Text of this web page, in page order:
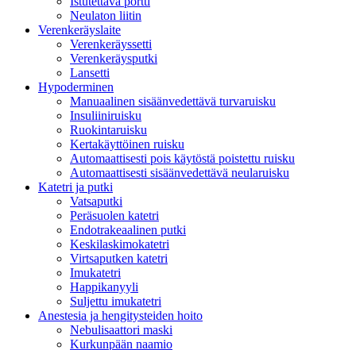
Neulaton liitin
Verenkeräyslaite
Verenkeräyssetti
Verenkeräysputki
Lansetti
Hypoderminen
Manuaalinen sisäänvedettävä turvaruisku
Insuliiniruisku
Ruokintaruisku
Kertakäyttöinen ruisku
Automaattisesti pois käytöstä poistettu ruisku
Automaattisesti sisäänvedettävä neularuisku
Katetri ja putki
Vatsaputki
Peräsuolen katetri
Endotrakeaalinen putki
Keskilaskimokatetri
Virtsaputken katetri
Imukatetri
Happikanyyli
Suljettu imukatetri
Anestesia ja hengitysteiden hoito
Nebulisaattori maski
Kurkunpään naamio